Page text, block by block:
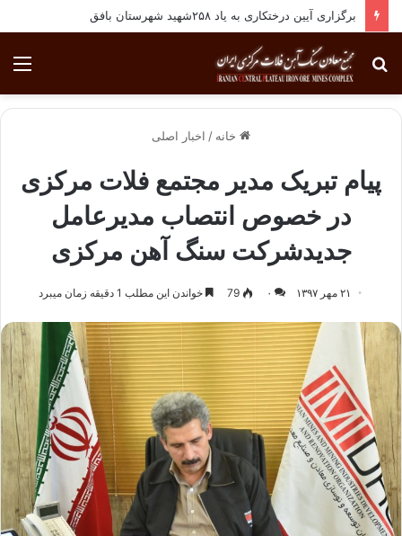
برگزاری آیین درختکاری به یاد ۲۵۸شهید شهرستان بافق
جستجو
برای
خانه / اخبار اصلی
پیام تبریک مدیر مجتمع فلات مرکزی
در خصوص انتصاب مدیرعامل
جدیدشرکت سنگ آهن مرکزی
۲۱ مهر ۱۳۹۷ ۰ 79 خواندن این مطلب 1 دقیقه زمان میبرد